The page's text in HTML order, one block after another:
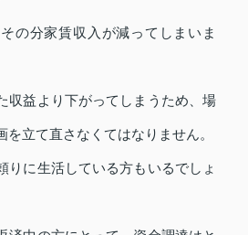
の分家賃収入が減ってしまいま
収益より下がってしまうため、場
立て直さなくてはなりません。
りに生活している方もいるでしょ